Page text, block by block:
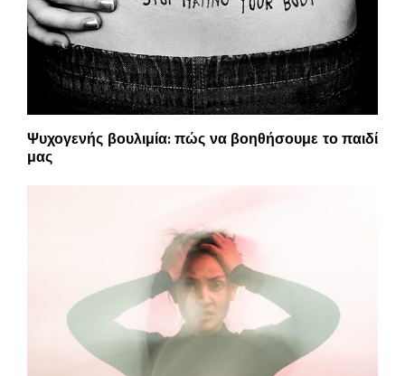
Ψυχογενής βουλιμία: πώς να βοηθήσουμε το παιδί
μας